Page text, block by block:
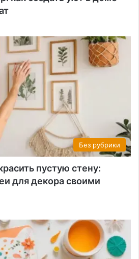
Без рубрики
пустую стену:
для декора своими